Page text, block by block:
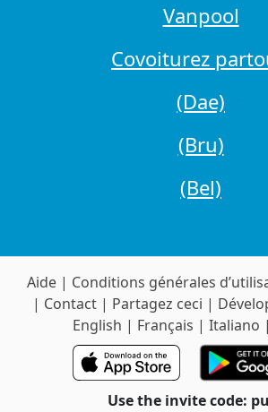
Vanpool
Covoiturez
(Dae)
(Bru)
(Bel)
Aide | Conditions générales
| Contact | Partagez ceci |
English | Français | Italiano |
Use the invite code: